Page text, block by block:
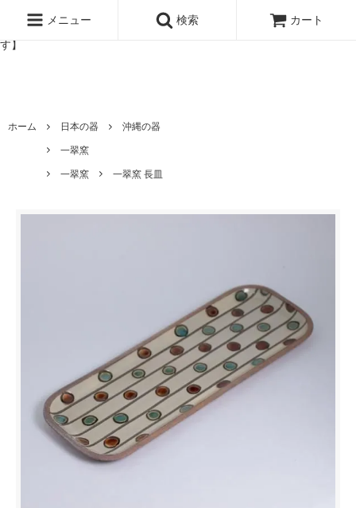
ッタのオンラインストア【アラビア,クイストゴーなどの北欧ヴィンテ
ージ食器,雅峰窯やソルテグラスジュエリーなどの作家の作品が並びま
す】
メニュー 検索 カート
ホーム 日本の器
沖縄の器
一翠窯
一翠窯
一翠窯 長皿